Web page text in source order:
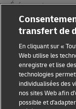
Événements
Partenariats avec
Sensibilisation à la
transfert de
En cliquant sur «
Web utilise les
enregistre et lise
technologies
individualisées des
nos sites Web afin
possible et